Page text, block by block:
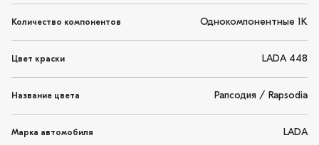
Количество компонентов Однокомпонентные 1K
Цвет краски LADA 448
Название цвета Рапсодия / Rapsodia
Марка автомобиля LADA